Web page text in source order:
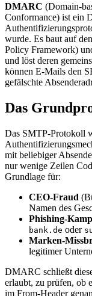
DMARC (Domain-
Conformance) ist ein
wurde. Es baut auf
Policy Framework)
und löst deren
können E-Mails den
gefälschte
Das
Das SMTP-Protokoll
mit beliebiger
nur wenige Zeilen
Grundlage für:
CEO-Fraud
Namen des
Phishing-
bank.de oder
Marken-
legitimer
DMARC schließt
erlaubt, zu prüfen, ob
im From-Header